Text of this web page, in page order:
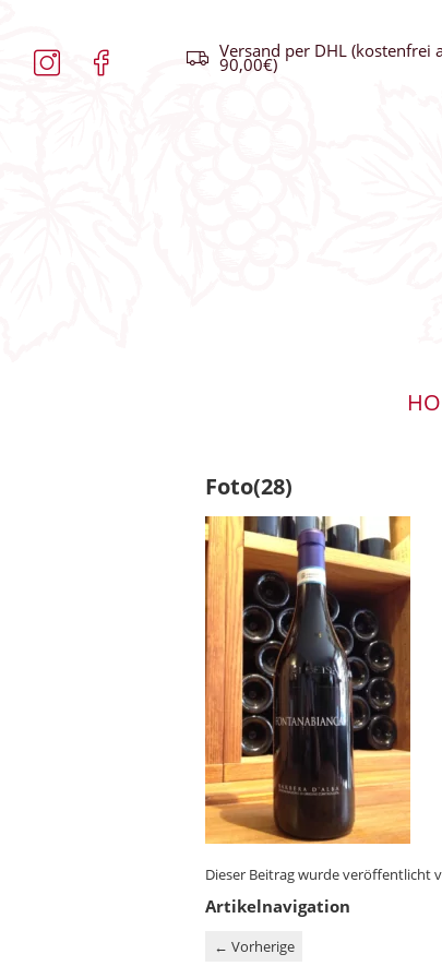
Versand per DHL (kostenfrei
90,00€)
Foto(28)
Dieser Beitrag wurde veröffentlicht
Artikelnavigation
← Vorherige